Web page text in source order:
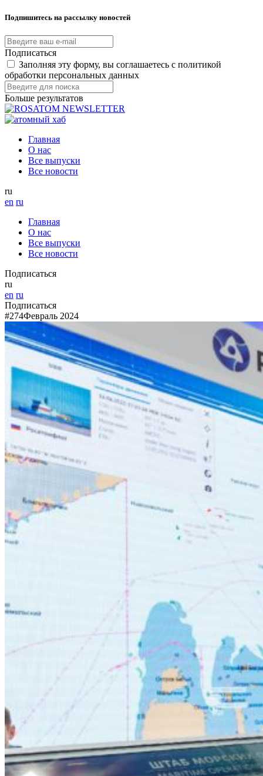
Подпишитесь на рассылку новостей
Подписаться
Заполняя эту форму, вы соглашаетесь с политикой
обработки персональных данных
Больше результатов
Главная
О нас
Все выпуски
Все новости
ru
en ru
Главная
О нас
Все выпуски
Все новости
Подписаться
ru
en ru
Подписаться
#274Февраль 2024